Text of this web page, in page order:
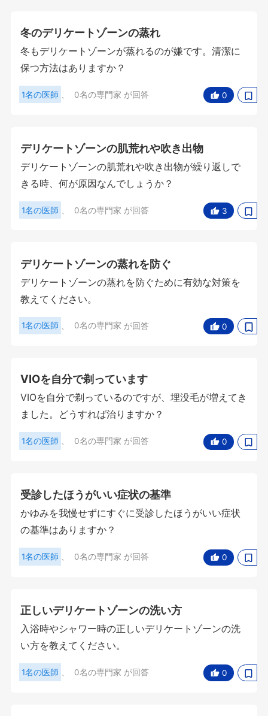
冬のデリケートゾーンの蒸れ
冬もデリケートゾーンが蒸れるのが嫌です。清潔に
保つ方法はありますか？
1名の医師 0名の専門家 が回答 0
デリケートゾーンの肌荒れや吹き出物
デリケートゾーンの肌荒れや吹き出物が繰り返しで
きる時、何が原因なんでしょうか？
1名の医師 0名の専門家 が回答 3
デリケートゾーンの蒸れを防ぐ
デリケートゾーンの蒸れを防ぐために有効な対策を
教えてください。
1名の医師 0名の専門家 が回答 0
VIOを自分で剃っています
VIOを自分で剃っているのですが、埋没毛が増えてき
ました。どうすれば治りますか？
1名の医師 0名の専門家 が回答 0
受診したほうがいい症状の基準
かゆみを我慢せずにすぐに受診したほうがいい症状
の基準はありますか？
1名の医師 0名の専門家 が回答 0
正しいデリケートゾーンの洗い方
入浴時やシャワー時の正しいデリケートゾーンの洗
い方を教えてください。
1名の医師 0名の専門家 が回答 0